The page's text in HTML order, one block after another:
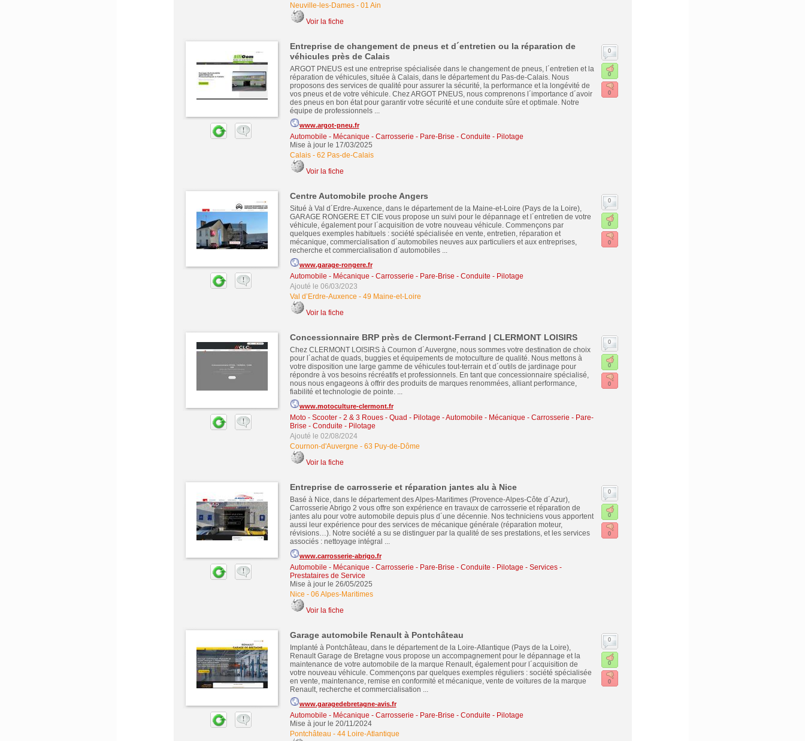
Neuville-les-Dames- 01 Ain
Voir la fiche
Entreprise de changement de pneus et d´entretien ou la réparation de
véhicules près de Calais
ARGOT PNEUS est une entreprise spécialisée dans le changement de pneus, l´entretien et la
réparation de véhicules, située à Calais, dans le département du Pas-de-Calais. Nous
proposons des services de qualité pour assurer la sécurité, la performance et la longévité de
vos pneus et de votre véhicule. Chez ARGOT PNEUS, nous comprenons l´importance d´avoir
des pneus en bon état pour garantir votre sécurité et une conduite sûre et optimale. Notre
équipe de professionnels ...
www.argot-pneu.fr
Automobile - Mécanique - Carrosserie - Pare-Brise - Conduite - Pilotage
Mise à jour le 17/03/2025
Calais- 62 Pas-de-Calais
Voir la fiche
0
0
0
Centre Automobile proche Angers
Situé à Val d´Erdre-Auxence, dans le département de la Maine-et-Loire (Pays de la Loire),
GARAGE RONGERE ET CIE vous propose un suivi pour le dépannage et l´entretien de votre
véhicule, également pour l´acquisition de votre nouveau véhicule. Commençons par
quelques exemples habituels : société spécialisée en vente, entretien, réparation et
mécanique, commercialisation d´automobiles neuves aux particuliers et aux entreprises,
recherche et commercialisation d´automobiles ...
www.garage-rongere.fr
Automobile - Mécanique - Carrosserie - Pare-Brise - Conduite - Pilotage
Ajouté le 06/03/2023
Val d’Erdre-Auxence - 49 Maine-et-Loire
Voir la fiche
0
0
0
Concessionnaire BRP près de Clermont-Ferrand | CLERMONT LOISIRS
Chez CLERMONT LOISIRS à Cournon d´Auvergne, nous sommes votre destination de choix
pour l´achat de quads, buggies et équipements de motoculture de qualité. Nous mettons à
votre disposition une large gamme de véhicules tout-terrain et d´outils de jardinage pour
répondre à vos besoins récréatifs et professionnels. En tant que concessionnaire spécialisé,
nous nous engageons à offrir des produits de marques renommées, alliant performance,
fiabilité et technologie de pointe. ...
www.motoculture-clermont.fr
Moto - Scooter - 2 & 3 Roues - Quad - Pilotage -Automobile - Mécanique - Carrosserie - Pare-
Brise - Conduite - Pilotage
Ajouté le 02/08/2024
Cournon-d'Auvergne - 63 Puy-de-Dôme
Voir la fiche
0
0
0
Entreprise de carrosserie et réparation jantes alu à Nice
Basé à Nice, dans le département des Alpes-Maritimes (Provence-Alpes-Côte d´Azur),
Carrosserie Abrigo 2 vous offre son expérience en travaux de carrosserie et réparation de
jantes alu pour votre automobile depuis plus d´une décennie. Nos techniciens vous apportent
aussi leur expérience pour des services de mécanique générale (réparation moteur,
révisions…). Notre société a su se distinguer par la qualité de ses prestations, et les services
associés : nettoyage intégral ...
www.carrosserie-abrigo.fr
Automobile - Mécanique - Carrosserie - Pare-Brise - Conduite - Pilotage - Services -
Prestataires de Service
Mise à jour le 26/05/2025
Nice - 06 Alpes-Maritimes
Voir la fiche
0
0
0
Garage automobile Renault à Pontchâteau
Implanté à Pontchâteau, dans le département de la Loire-Atlantique (Pays de la Loire),
Renault Garage de Bretagne vous propose un accompagnement pour le dépannage et la
maintenance de votre automobile de la marque Renault, également pour l´acquisition de
votre nouveau véhicule. Commençons par quelques exemples réguliers : société spécialisée
en vente, maintenance, remise en conformité et mécanique, vente de voitures de la marque
Renault, recherche et commercialisation ...
www.garagedebretagne-avis.fr
Automobile - Mécanique - Carrosserie - Pare-Brise - Conduite - Pilotage
Mise à jour le 20/11/2024
Pontchâteau - 44 Loire-Atlantique
0
0
0